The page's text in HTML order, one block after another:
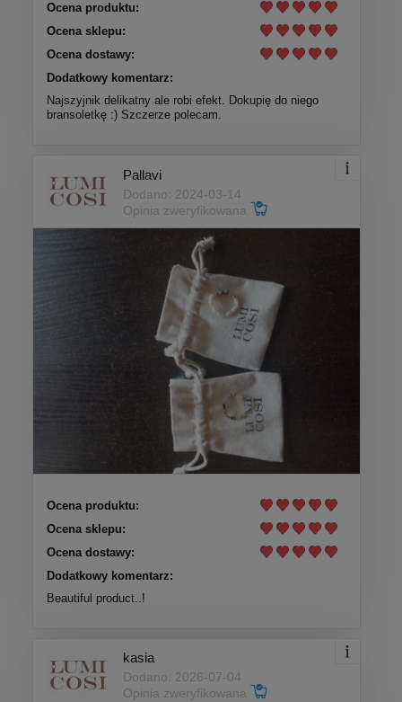
Ocena produktu:
Ocena sklepu:
Ocena dostawy:
Dodatkowy komentarz:
Najszyjnik delikatny ale robi efekt. Dokupię do niego
bransoletkę :) Szczerze polecam.
Pallavi
Dodano: 2024-03-14
Opinia zweryfikowana
Ocena produktu:
Ocena sklepu:
Ocena dostawy:
Dodatkowy komentarz:
Beautiful product..!
kasia
Dodano: 2026-07-04
Opinia zweryfikowana